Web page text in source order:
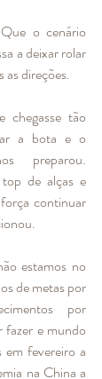
o cenário
a deixar rolar
as direções.
chegasse tão
a bota e o
preparou.
de alças e
continuar
estamos no
de metas por
por
fazer e mundo
em fevereiro a
na China a